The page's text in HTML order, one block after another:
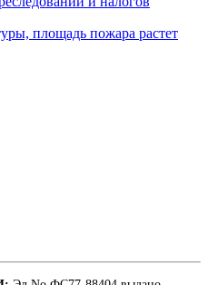
площадь пожара растет